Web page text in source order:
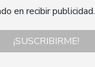
en recibir publicidad.
¡SUSCRIBIRME!